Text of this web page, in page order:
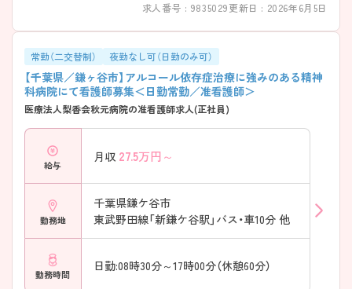
求人番号 : 9835029更新日 : 2026年6月5日
常勤（二交替制） 夜勤なし可（日勤のみ可）
【千葉県／鎌ヶ谷市】アルコール依存症治療に強みのある精神
科病院にて看護師募集＜日勤常勤／准看護師＞
医療法人梨香会秋元病院の准看護師求人(正社員)
給与
月収 27.5万円～
勤務地
千葉県鎌ケ谷市
東武野田線「新鎌ケ谷駅」バス・車10分 他
勤務時間
日勤:08時30分～17時00分（休憩60分）